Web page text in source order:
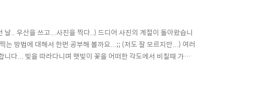
.. 우산을 쓰고...사진을 찍다..) 드디어 사진의 계절이 돌아왔습니
방법에 대해서 한번 공부해 볼까요...;; (저도 잘 모르지만...) 여러
다... 빛을 따라다니며 햇빛이 꽃을 어떠한 각도에서 비칠때 가장
기본입니다... 보통 측광일 경우 꽃의 아름다움이 살아납니다...